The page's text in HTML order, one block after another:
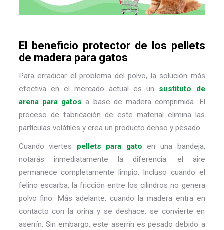
El beneficio protector de los pellets
de madera para gatos
Para erradicar el problema del polvo, la solución más
efectiva en el mercado actual es un sustituto de
arena para gatos a base de madera comprimida. El
proceso de fabricación de este material elimina las
partículas volátiles y crea un producto denso y pesado.
Cuando viertes pellets para gato en una bandeja,
notarás inmediatamente la diferencia: el aire
permanece completamente limpio. Incluso cuando el
felino escarba, la fricción entre los cilindros no genera
polvo fino. Más adelante, cuando la madera entra en
contacto con la orina y se deshace, se convierte en
aserrín. Sin embargo, este aserrín es pesado debido a